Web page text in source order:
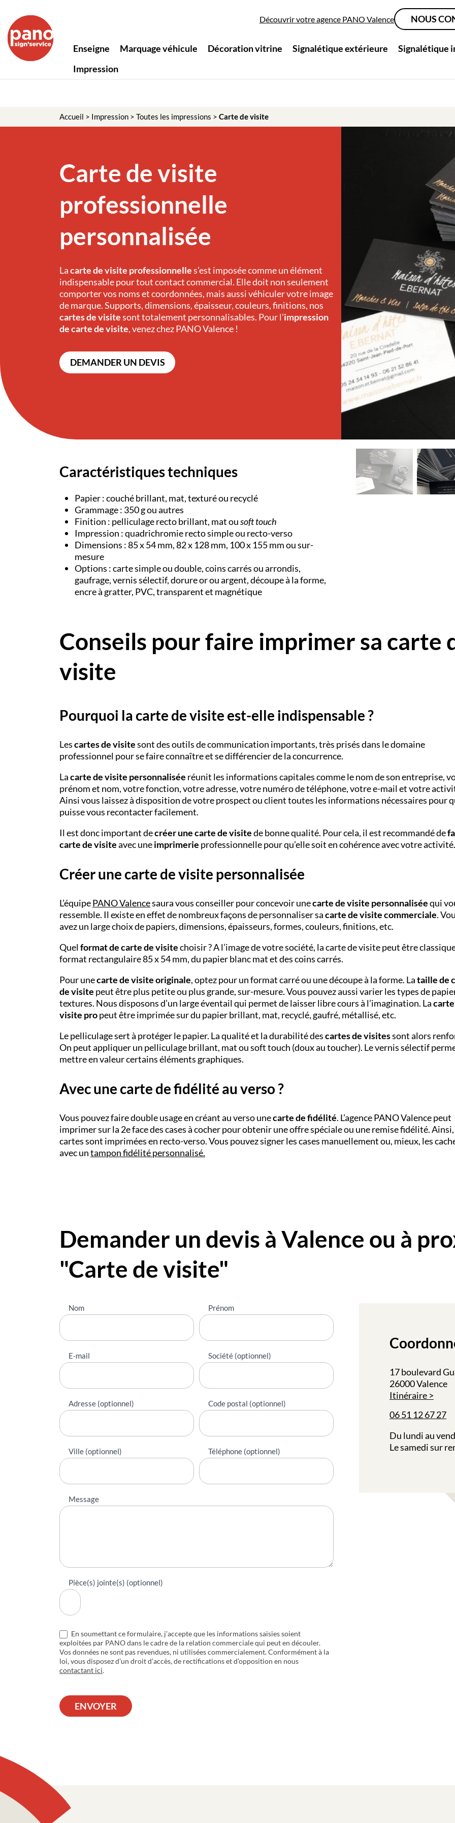
Enseigne Marquage véhicule Décoration vitrine Signalétique extérieure
Signalétique
Impression
Découvrir votre agence PANO Valence NOUS
Accueil > Impression > Toutes les impressions > Carte de visite
Carte de visite
professionnelle
personnalisée
Lacarte de visite professionnelles’est imposée comme un élément
indispensable pour tout contact commercial. Elle doit non seulement
comporter vos noms et coordonnées, mais aussi véhiculer votre image
de marque. Supports, dimensions, épaisseur, couleurs, finitions, nos
cartes de visitesont totalement personnalisables. Pour l’impression
de carte de visite, venez chez PANO Valence !
DEMANDER UN DEVIS
Caractéristiques techniques
Papier : couché brillant, mat, texturé ou recyclé
Grammage : 350 g ou autres
Finition : pelliculage recto brillant, mat ousoft touch
Impression : quadrichromie recto simple ou recto-verso
Dimensions : 85 x 54 mm, 82 x 128 mm, 100 x 155 mm ou sur-
mesure
Options : carte simple ou double, coins carrés ou arrondis,
gaufrage, vernis sélectif, dorure or ou argent, découpe à la forme,
encre à gratter, PVC, transparent et magnétique
Conseils pour faire imprimer sa carte
visite
Pourquoi la carte de visite est-elle indispensable ?
Lescartes de visitesont des outils de communication importants, très prisés dans le domaine
professionnel pour se faire connaître et se différencier de la concurrence.
Lacarte de visite personnalisée réunit les informations capitales comme le nom de son entreprise,
prénom et nom, votre fonction, votre adresse, votre numéro de téléphone, votre e-mail et votre
Ainsi vous laissez à disposition de votre prospect ou client toutes les informations nécessaires pour
puisse vous recontacter facilement.
Il est donc important decréer une carte de visitede bonne qualité. Pour cela, il est recommandé de
carte de visiteavec uneimprimerie professionnelle pour qu’elle soit en cohérence avec votre activité.
Créer une carte de visite personnalisée
L’équipePANOValencesaura vous conseiller pour concevoir unecarte de visite personnaliséequi
ressemble. Il existe en effet de nombreux façons de personnaliser sacarte de visite commerciale.
avez un large choix de papiers, dimensions, épaisseurs, formes, couleurs, finitions, etc.
Quelformat de carte de visitechoisir ? A l’image de votre société, la carte de visite peut être
format rectangulaire 85 x 54 mm, du papier blanc mat et des coins carrés.
Pour unecarte de visite originale, optez pour un format carré ou une découpe à la forme. Lataille de
de visite peut être plus petite ou plus grande, sur-mesure. Vous pouvez aussi varier les types de
textures. Nous disposons d’un large éventail qui permet de laisser libre cours à l’imagination. La
visite propeut être imprimée sur du papier brillant, mat, recyclé, gaufré, métallisé, etc.
Le pelliculage sert à protéger le papier. La qualité et la durabilité descartes de visitessont alors
On peut appliquer un pelliculage brillant, mat ou soft touch (doux au toucher). Le vernis sélectif
mettre en valeur certains éléments graphiques.
Avec une carte de fidélité au verso ?
Vous pouvez faire double usage en créant au verso unecarte de fidélité. L’agence PANOValence peut
imprimer sur la 2eface des cases à cocher pour obtenir une offre spéciale ou une remise fidélité.
cartes sont imprimées en recto-verso. Vous pouvez signer les cases manuellement ou, mieux, les
avec untampon fidélité personnalisé.
Demander un devis à Valence ou à
"Carte de visite"
Nous
contacter
Nom Prénom
E-mail Société (optionnel)
Adresse (optionnel) Code postal (optionnel)
Ville (optionnel) Téléphone (optionnel)
Message
Pièce(s) jointe(s) (optionnel)
En soumettant ce formulaire, j’accepte que les informations saisies soient
exploitées par PANO dans le cadre de la relation commerciale qui peut en découler.
Vos données ne sont pas revendues, ni utilisées commercialement. Conformément à la
loi, vous disposez d’un droit d’accès, de rectifications et d’opposition en nous
contactant ici.
ENVOYER
17 boulevard
26000 Valence
Itinéraire
06 51 12 67 27
Du lundi au
Le samedi sur